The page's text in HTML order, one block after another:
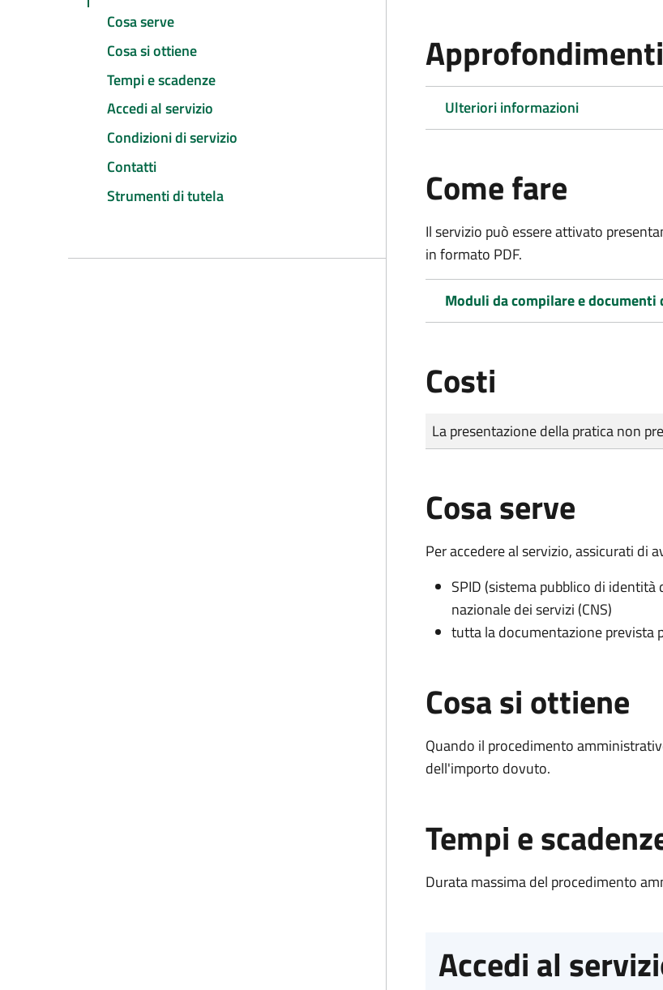
Cosa serve
Cosa si ottiene
Tempi e scadenze
Accedi al servizio
Condizioni di servizio
Contatti
Strumenti di tutela
Approfondimenti
Ulteriori informazioni
Come fare
Il servizio può essere attivato
in formato PDF.
Moduli da compilare e documenti
Costi
Tipo di pagamento
Importo
La presentazione della pratica non
Cosa serve
Per accedere al servizio, assicurati di
SPID (sistema pubblico di identità
nazionale dei servizi (CNS)
tutta la documentazione prevista
Cosa si ottiene
Quando il procedimento
dell'importo dovuto.
Tempi e
Durata massima del procedimento
Accedi al